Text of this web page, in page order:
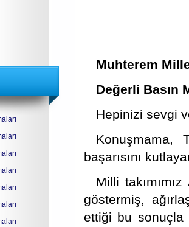
Muhterem
Değerli Basın
Hepinizi sevgi
Konuşmama,
başarısını
Milli
göstermiş,
ettiği bu sonuçla